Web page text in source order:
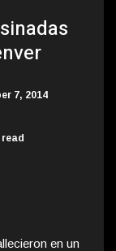
7, 2014
en un